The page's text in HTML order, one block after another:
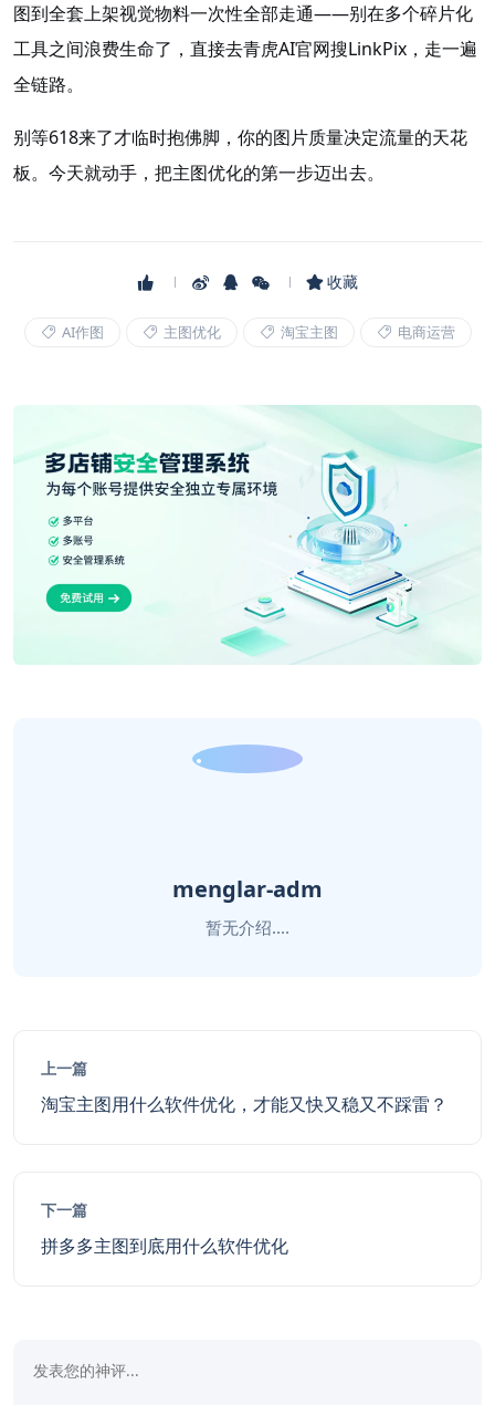
图到全套上架视觉物料一次性全部走通——别在多个碎片化
工具之间浪费生命了，直接去青虎AI官网搜LinkPix，走一遍
全链路。
别等618来了才临时抱佛脚，你的图片质量决定流量的天花
板。今天就动手，把主图优化的第一步迈出去。
收藏
AI作图 主图优化 淘宝主图 电商运营
menglar-adm
暂无介绍....
上一篇
淘宝主图用什么软件优化，才能又快又稳又不踩雷？
下一篇
拼多多主图到底用什么软件优化